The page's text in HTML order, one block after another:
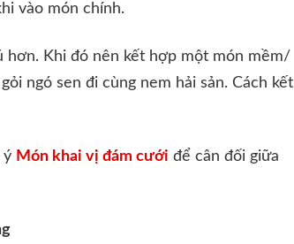
vào món chính.
hơn. Khi đó nên kết hợp một món mềm/
ngó sen đi cùng nem hải sản. Cách kết
ý Món khai vị đám cưới để cân đối giữa